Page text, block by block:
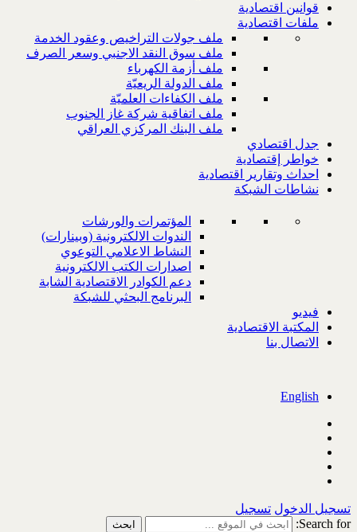
قوانين اقتصادية
ملفات اقتصادية
ملف جولات التراخيص وعقود الخدمة
ملف سوق النقد الاجنبي وسعر الصرف
ملف أزمة الكهرباء
ملف الدولة الريعيّة
ملف الكفاءات العلميّة
ملف اتفاقية شركة غاز الجنوب
ملف البنك المركزي العراقي
جدل اقتصادي
خواطر إقتصادية
احداث وتقارير اقتصادية
نشاطات الشبكة
المؤتمرات والورشات
الندوات الالكترونية (وبينارات)
النشاط الاعلامي التوعوي
اصدارات الكتب الالكترونية
دعم الكوادر الاقتصادية الشابة
البرنامج البحثي للشبكة
فيديو
المكتبة الاقتصادية
الاتصال بنا
English
تسجيل الدخول تسجيل
Search for: